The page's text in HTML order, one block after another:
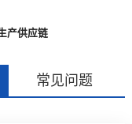
产供应链
常见问题